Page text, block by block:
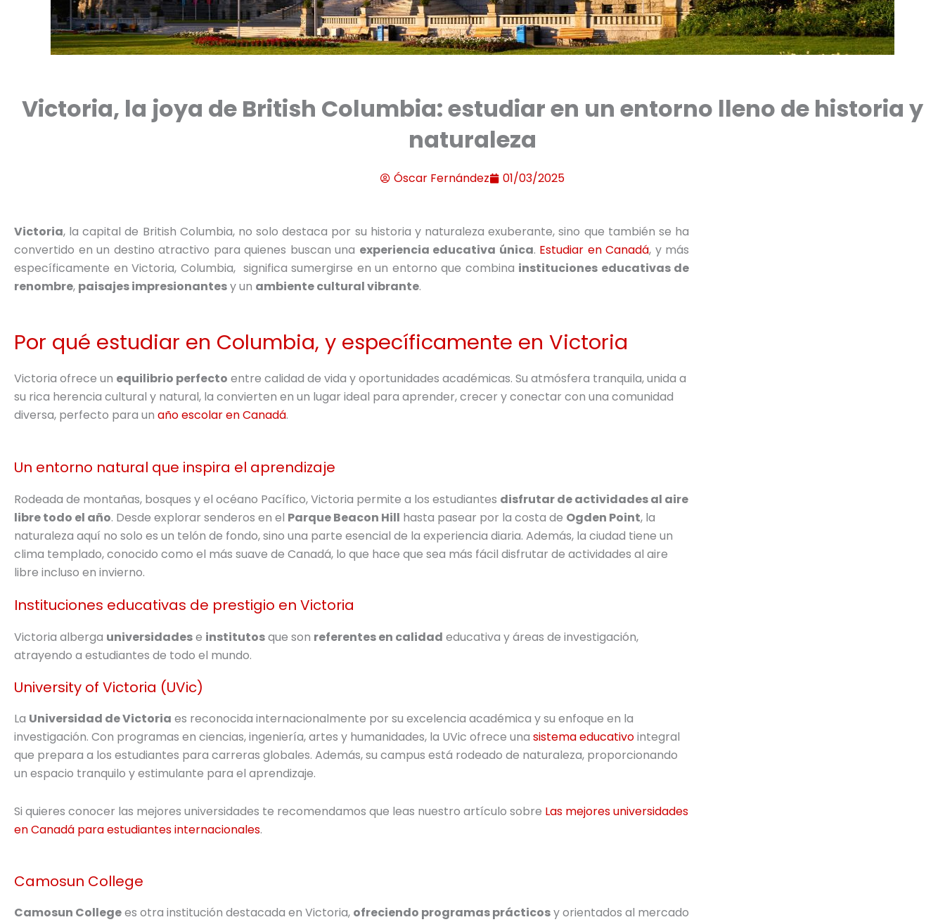
Victoria, la joya de British Columbia: estudiar en un entorno lleno de historia y
naturaleza
Óscar Fernández 01/03/2025
Victoria, la capital de British Columbia, no solo destaca por su historia y naturaleza exuberante, sino que también se ha
convertido en un destino atractivo para quienes buscan una experiencia educativa única. Estudiar en Canadá, y más
específicamente en Victoria, Columbia, significa sumergirse en un entorno que combina instituciones educativas de
renombre, paisajes impresionantesy un ambiente cultural vibrante.
Por qué estudiar en Columbia, y específicamente en Victoria
Victoria ofrece un equilibrio perfecto entre calidad de vida y oportunidades académicas. Su atmósfera tranquila, unida a
su rica herencia cultural y natural, la convierten en un lugar ideal para aprender, crecer y conectar con una comunidad
diversa, perfecto para un año escolar en Canadá.
Un entorno natural que inspira el aprendizaje
Rodeada de montañas, bosques y el océano Pacífico, Victoria permite a los estudiantes disfrutar de actividades al aire
libre todo el año. Desde explorar senderos en el Parque Beacon Hill hasta pasear por la costa de Ogden Point, la
naturaleza aquí no solo es un telón de fondo, sino una parte esencial de la experiencia diaria. Además, la ciudad tiene un
clima templado, conocido como el más suave de Canadá, lo que hace que sea más fácil disfrutar de actividades al aire
libre incluso en invierno.
Instituciones educativas de prestigio en Victoria
Victoria alberga universidadese institutosque son referentes en calidad educativa y áreas de investigación,
atrayendo a estudiantes de todo el mundo.
University of Victoria (UVic)
La Universidad de Victoria es reconocida internacionalmente por su excelencia académica y su enfoque en la
investigación. Con programas en ciencias, ingeniería, artes y humanidades, la UVic ofrece una sistema educativointegral
que prepara a los estudiantes para carreras globales. Además, su campus está rodeado de naturaleza, proporcionando
un espacio tranquilo y estimulante para el aprendizaje.
Si quieres conocer las mejores universidades te recomendamos que leas nuestro artículo sobre Las mejores universidades
en Canadá para estudiantes internacionales.
Camosun College
Camosun Collegees otra institución destacada en Victoria, ofreciendo programas prácticosy orientados al mercado